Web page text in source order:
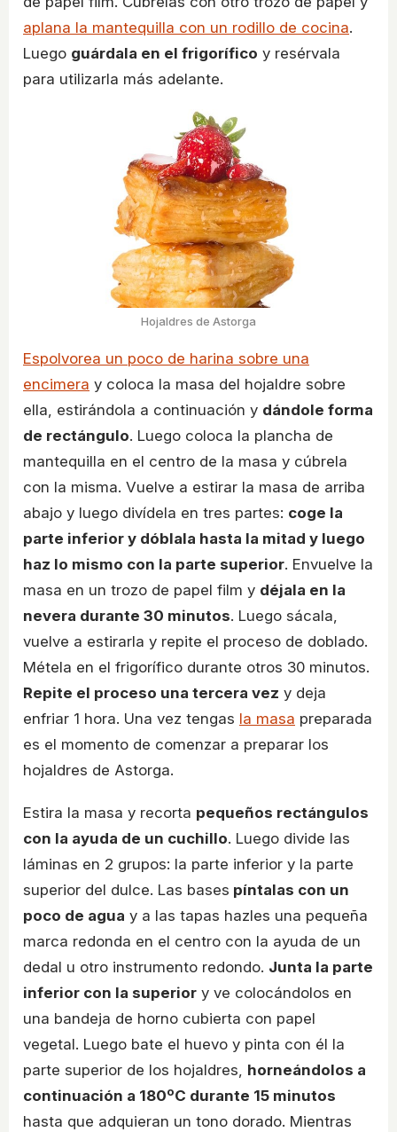
aplana la mantequilla con un rodillo de cocina.
Luego guárdala en el frigorífico y resérvala
para utilizarla más adelante.
Hojaldres de Astorga
Espolvorea un poco de harina sobre una
encimera y coloca la masa del hojaldre sobre
ella, estirándola a continuación y dándole forma
de rectángulo. Luego coloca la plancha de
mantequilla en el centro de la masa y cúbrela
con la misma. Vuelve a estirar la masa de arriba
abajo y luego divídela en tres partes: coge la
parte inferior y dóblala hasta la mitad y luego
haz lo mismo con la parte superior. Envuelve la
masa en un trozo de papel film y déjala en la
nevera durante 30 minutos. Luego sácala,
vuelve a estirarla y repite el proceso de doblado.
Métela en el frigorífico durante otros 30 minutos.
Repite el proceso una tercera vez y deja
enfriar 1 hora. Una vez tengas la masa preparada
es el momento de comenzar a preparar los
hojaldres de Astorga.
Estira la masa y recorta pequeños rectángulos
con la ayuda de un cuchillo. Luego divide las
láminas en 2 grupos: la parte inferior y la parte
superior del dulce. Las bases píntalas con un
poco de agua y a las tapas hazles una pequeña
marca redonda en el centro con la ayuda de un
dedal u otro instrumento redondo. Junta la parte
inferior con la superior y ve colocándolos en
una bandeja de horno cubierta con papel
vegetal. Luego bate el huevo y pinta con él la
parte superior de los hojaldres, horneándolos a
continuación a 180ºC durante 15 minutos
hasta que adquieran un tono dorado. Mientras